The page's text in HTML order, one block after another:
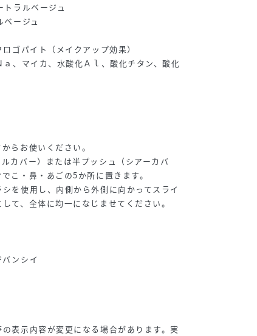
ラルベージュ
ージュ
ゴパイト（メイクアップ効果）
、マイカ、水酸化Ａｌ、酸化チタン、酸化
らお使いください。
カバー）または半プッシュ（シアーカバ
こ・鼻・あごの5か所に置きます。
を使用し、内側から外側に向かってスライ
て、全体に均一になじませてください。
ンシイ
表示内容が変更になる場合があります。実